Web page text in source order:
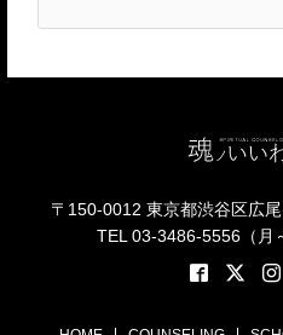
〒150-0012 東京都渋谷区広
TEL 03-3486-5556（月